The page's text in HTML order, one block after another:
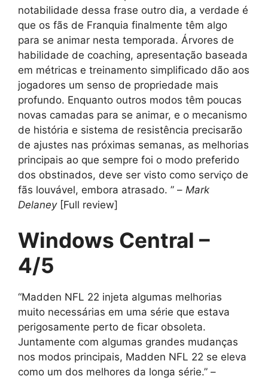
notabilidade dessa frase outro dia, a verdade é
que os fãs de Franquia finalmente têm algo
para se animar nesta temporada. Árvores de
habilidade de coaching, apresentação baseada
em métricas e treinamento simplificado dão aos
jogadores um senso de propriedade mais
profundo. Enquanto outros modos têm poucas
novas camadas para se animar, e o mecanismo
de história e sistema de resistência precisarão
de ajustes nas próximas semanas, as melhorias
principais ao que sempre foi o modo preferido
dos obstinados, deve ser visto como serviço de
fãs louvável, embora atrasado. ” – Mark
Delaney [Full review]
Windows Central –
4/5
“Madden NFL 22 injeta algumas melhorias
muito necessárias em uma série que estava
perigosamente perto de ficar obsoleta.
Juntamente com algumas grandes mudanças
nos modos principais, Madden NFL 22 se eleva
como um dos melhores da longa série.” –